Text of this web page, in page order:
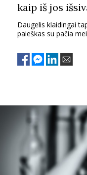
HOROSKOPAI
LAISVALAIKIS
KINAS
kaip iš jos
Daugelis klaidingai
paieškas su pačia